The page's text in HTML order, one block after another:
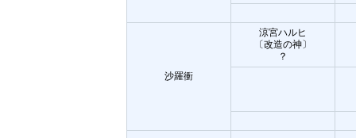
沙羅衝
涼宮ハルヒ
〔改造の神〕
？